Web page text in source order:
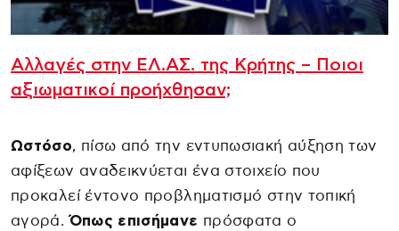
Αλλαγές στην ΕΛ.ΑΣ. της Κρήτης – Ποιοι
αξιωματικοί προήχθησαν;
Ωστόσο, πίσω από την εντυπωσιακή αύξηση των
αφίξεων αναδεικνύεται ένα στοιχείο που
προκαλεί έντονο προβληματισμό στην τοπική
αγορά.Όπως επισήμανε πρόσφατα ο